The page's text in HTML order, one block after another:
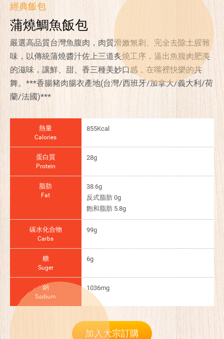
經典飯包
蒲燒鯛魚飯包
嚴選高品質台灣魚腹肉，肉質滑嫩無刺、完全去除土腥雜
味，以傳統蒲燒醬汁佐上三道炙燒工序，逼出魚腹肉肥美
的滋味，讓鮮、甜、香三種美妙口感，在嘴裡快樂的共
舞。***香腸豬肉腸衣產地(台灣/西班牙/加拿大/義大利/荷
蘭/法國)***
熱量
Calories
855Kcal
蛋白質
Protein
28g
脂肪
Fat
38.6g
反式脂肪 0g
飽和脂肪 5.8g
碳水化合物
Carbs
99g
糖
Suger
6g
鈉
Sodium
1036mg
加入大宗訂購